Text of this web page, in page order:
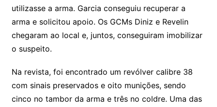
utilizasse a arma. Garcia conseguiu recuperar a
arma e solicitou apoio. Os GCMs Diniz e Revelin
chegaram ao local e, juntos, conseguiram imobilizar
o suspeito.
Na revista, foi encontrado um revólver calibre 38
com sinais preservados e oito munições, sendo
cinco no tambor da arma e três no coldre. Uma das